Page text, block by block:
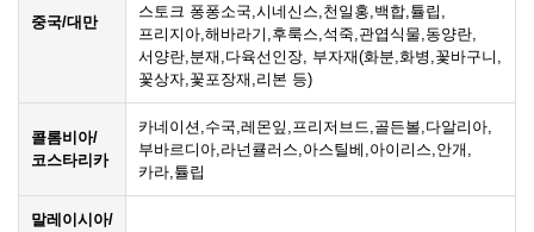
중국/대만
스토크 퐁퐁소국,시네신스,천일홍,백합,튤립,
프리지아,해바라기,후룩스,석죽,관엽식물,동양란,
서양란,분재,다육선인장, 부자재(화분,화병,꽃바구니,
꽃상자,꽃포장재,리본 등)
콜롬비아/
코스타리카
카네이션,수국,레몬잎,프리저브드,골든볼,다알리아,
부바르디아,라넌큘러스,아스틸베,아이리스,안개,
카라,튤립
말레이시아/